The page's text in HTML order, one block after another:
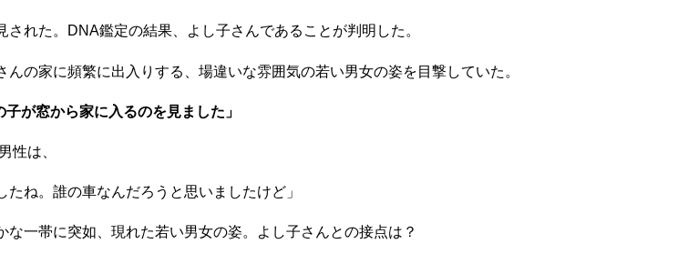
れた。DNA鑑定の結果、よし子さんであることが判明した。
の家に頻繁に出入りする、場違いな雰囲気の若い男女の姿を目撃していた。
が窓から家に入るのを見ました」
性は、
たね。誰の車なんだろうと思いましたけど」
一帯に突如、現れた若い男女の姿。よし子さんとの接点は？